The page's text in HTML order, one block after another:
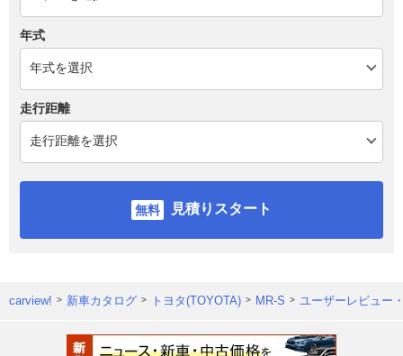
年式
走行距離
見積りスタート
carview! 新車カタログ トヨタ(TOYOTA) MR-S ユーザーレビュー